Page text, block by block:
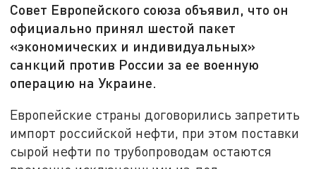
Совет Европейского союза объявил, что он
официально принял шестой пакет
«экономических и индивидуальных»
санкций против России за ее военную
операцию на Украине.
Европейские страны договорились запретить
импорт российской нефти, при этом поставки
сырой нефти по трубопроводам остаются